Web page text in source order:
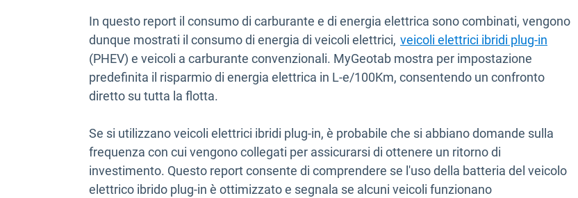
In questo report il consumo di carburante e di energia elettrica sono combinati, vengono
dunque mostrati il consumo di energia di veicoli elettrici, veicoli elettrici ibridi plug-in
(PHEV) e veicoli a carburante convenzionali. MyGeotab mostra per impostazione
predefinita il risparmio di energia elettrica in L-e/100Km, consentendo un confronto
diretto su tutta la flotta.
Se si utilizzano veicoli elettrici ibridi plug-in, è probabile che si abbiano domande sulla
frequenza con cui vengono collegati per assicurarsi di ottenere un ritorno di
investimento. Questo report consente di comprendere se l'uso della batteria del veicolo
elettrico ibrido plug-in è ottimizzato e segnala se alcuni veicoli funzionano